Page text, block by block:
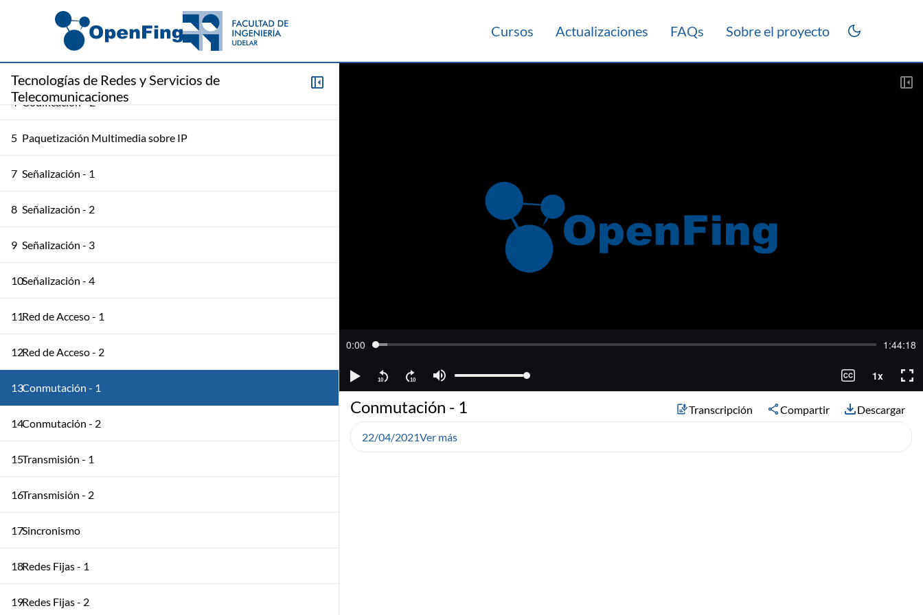
Cursos Actualizaciones FAQs Sobre el proyecto
Tecnologías de Redes y Servicios de
Telecomunicaciones
Conceptos Básicos
3 Codificación - 1
4 Codificación - 2
5 Paquetización Multimedia sobre IP
7 Señalización - 1
8 Señalización - 2
9 Señalización - 3
10Señalización - 4
11Red de Acceso - 1
12Red de Acceso - 2
13Conmutación - 1
14Conmutación - 2
15Transmisión - 1
16Transmisión - 2
17Sincronismo
18Redes Fijas - 1
19Redes Fijas - 2
Conmutación - 1 Transcripción Compartir Descargar
22/04/2021Ver más